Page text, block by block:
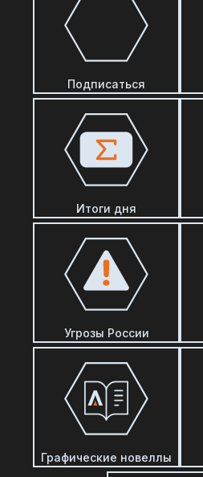
Подписаться
Итоги дня
Угрозы России
Графические новеллы